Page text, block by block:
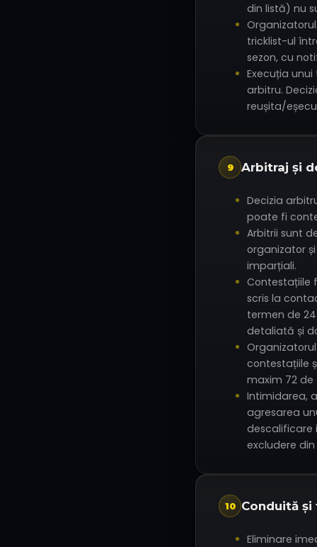
din listă) nu
tricklist-ul
sezon, cu
Execuția
arbitru.
reușita/
9 Arbitraj și
Decizia
poate fi
Arbitrii sunt
organizator
imparțiali.
Contestațiile
scris la
termen de
detaliată și
contestațiile
maxim 72 de
Intimidarea,
agresarea
descalificare
excludere din
10 Conduită
Eliminare